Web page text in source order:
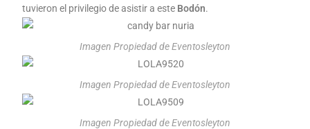
tuvieron el privilegio de asistir a este Bodón.
Imagen Propiedad de Eventosleyton
Imagen Propiedad de Eventosleyton
Imagen Propiedad de Eventosleyton